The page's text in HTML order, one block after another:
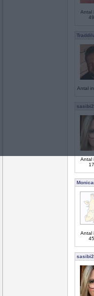
Antal
Antal
sasibi2
Antal
Antal
sasibi2